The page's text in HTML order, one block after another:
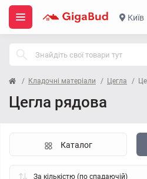
Київ
Кладочні матеріали Цегла
Цегла рядова
Каталог